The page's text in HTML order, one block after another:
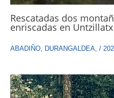
Rescatadas dos
enriscadas en Untzillatx
ABADIÑO, DURANGALDEA, /